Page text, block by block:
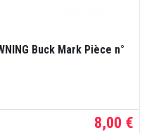
Buck Mark Pièce n°
8,00 €